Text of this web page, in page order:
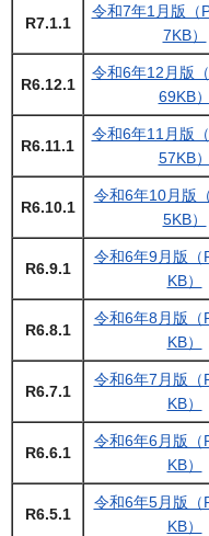
R7.1.1
令和7年1月版（
7KB）
R6.12.1
令和6年12月版
69KB）
R6.11.1
令和6年11月版
57KB）
R6.10.1
令和6年10月版
5KB）
R6.9.1
令和6年9月版（
KB）
R6.8.1
令和6年8月版（
KB）
R6.7.1
令和6年7月版（
KB）
R6.6.1
令和6年6月版（
KB）
R6.5.1
令和6年5月版（
KB）